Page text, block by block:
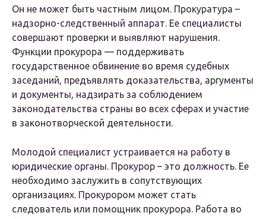
Он не может быть частным лицом. Прокуратура –
надзорно-следственный аппарат. Ее специалисты
совершают проверки и выявляют нарушения.
Функции прокурора — поддерживать
государственное обвинение во время судебных
заседаний, предъявлять доказательства, аргументы
и документы, надзирать за соблюдением
законодательства страны во всех сферах и участие
в законотворческой деятельности.
Молодой специалист устраивается на работу в
юридические органы. Прокурор – это должность. Ее
необходимо заслужить в сопутствующих
организациях. Прокурором может стать
следователь или помощник прокурора. Работа во